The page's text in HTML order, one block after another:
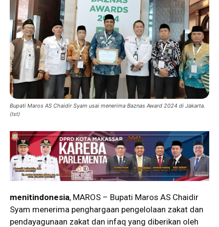
Bupati Maros AS Chaidir Syam usai menerima Baznas Award 2024 di Jakarta.
(Ist)
menitindonesia, MAROS – Bupati Maros AS Chaidir
Syam menerima penghargaan pengelolaan zakat dan
pendayagunaan zakat dan infaq yang diberikan oleh